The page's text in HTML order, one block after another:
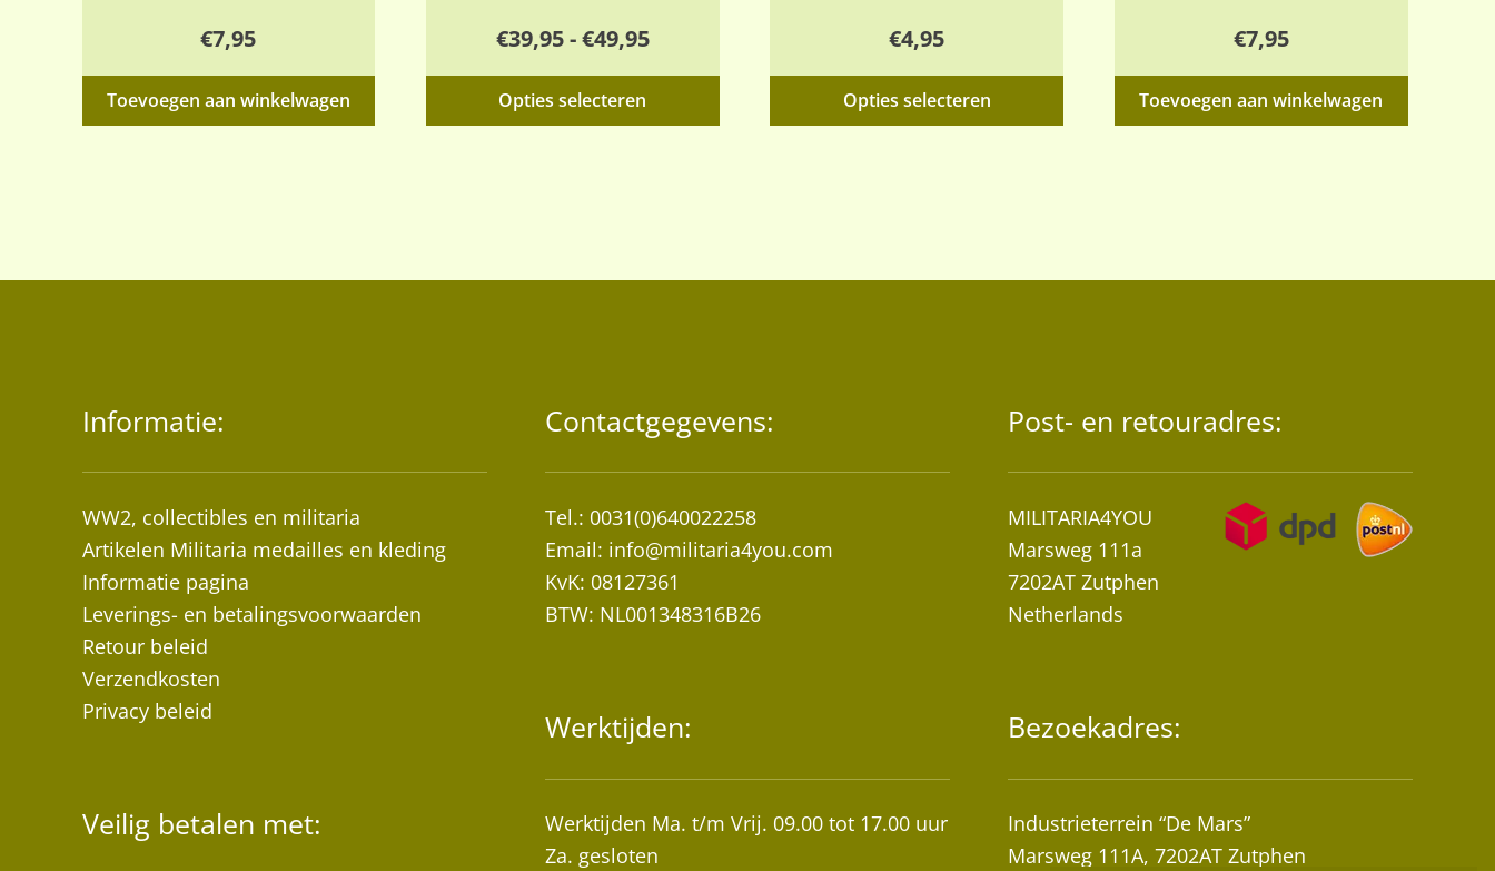
€7,95
Toevoegen aan winkelwagen
€39,95-€49,95Prijsklasse:
€39,95
Opties selecteren
kan
productpagina
€4,95
Opties selecteren
kan
productpagina
€7,95
Toevoegen aan winkelwagen
Informatie:
WW2, collectibles en militaria
Artikelen Militaria medailles en kleding
Informatie pagina
Leverings- en betalingsvoorwaarden
Retour beleid
Verzendkosten
Privacy beleid
Veilig betalen met:
Contactgegevens:
Tel.: 0031(0)640022258
Email: info@militaria4you.com
KvK: 08127361
BTW: NL001348316B26
Werktijden:
Werktijden Ma. t/m Vrij. 09.00 tot 17.00 uur
Za. gesloten
Post- en retouradres:
MILITARIA4YOU
Marsweg 111a
7202AT Zutphen
Netherlands
Bezoekadres:
Industrieterrein “De Mars”
Marsweg 111A, 7202AT Zutphen